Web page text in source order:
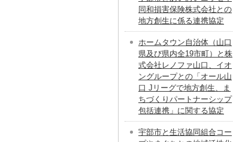
同和損害保険株式会社との
地方創生に係る連携協定
ホームタウン自治体（山口
県及び県内全19市町）と株
式会社レノファ山口、イオ
ングループとの「オール山
口 Jリーグで地方創生、ま
ちづくりパートナーシップ
包括連携」に関する協定
宇部市と生活協同組合コー